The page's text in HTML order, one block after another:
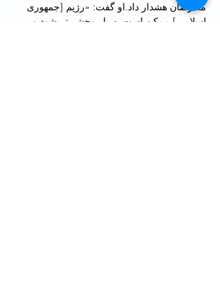
معترضان هشدار داد.او گفت: «رژیم [جمهوری
اسلامی] ممکن است بسیار وحشی‌تر شود و